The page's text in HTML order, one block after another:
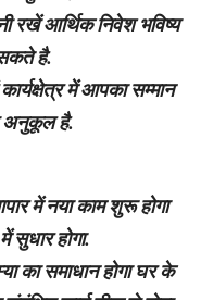
रखें आर्थिक निवेश भविष्य
है.
में आपका सम्मान
अनुकूल है.
में नया काम शुरू होगा
सुधार होगा.
का समाधान होगा घर के